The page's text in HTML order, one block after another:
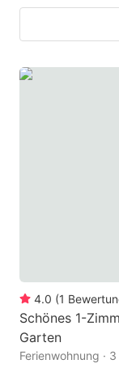
4.0 (1
Schönes 1-
Garten
Ferienwohnung ·